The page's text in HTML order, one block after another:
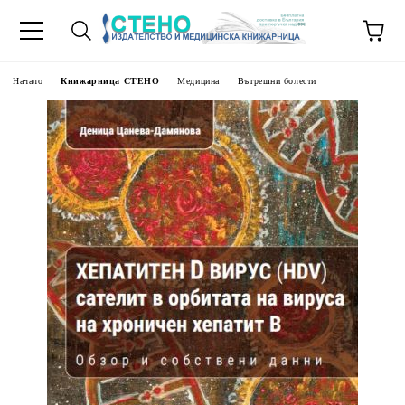
Начало Книжарница СТЕНО Медицина Вътрешни болести